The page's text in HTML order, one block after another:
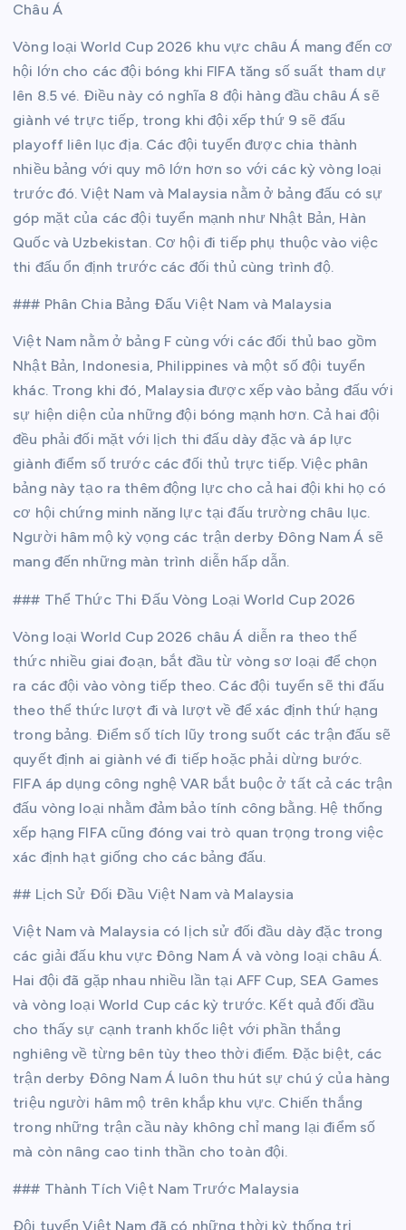
Châu Á
Vòng loại World Cup 2026 khu vực châu Á mang đến cơ
hội lớn cho các đội bóng khi FIFA tăng số suất tham dự
lên 8.5 vé. Điều này có nghĩa 8 đội hàng đầu châu Á sẽ
giành vé trực tiếp, trong khi đội xếp thứ 9 sẽ đấu
playoff liên lục địa. Các đội tuyển được chia thành
nhiều bảng với quy mô lớn hơn so với các kỳ vòng loại
trước đó. Việt Nam và Malaysia nằm ở bảng đấu có sự
góp mặt của các đội tuyển mạnh như Nhật Bản, Hàn
Quốc và Uzbekistan. Cơ hội đi tiếp phụ thuộc vào việc
thi đấu ổn định trước các đối thủ cùng trình độ.
### Phân Chia Bảng Đấu Việt Nam và Malaysia
Việt Nam nằm ở bảng F cùng với các đối thủ bao gồm
Nhật Bản, Indonesia, Philippines và một số đội tuyển
khác. Trong khi đó, Malaysia được xếp vào bảng đấu với
sự hiện diện của những đội bóng mạnh hơn. Cả hai đội
đều phải đối mặt với lịch thi đấu dày đặc và áp lực
giành điểm số trước các đối thủ trực tiếp. Việc phân
bảng này tạo ra thêm động lực cho cả hai đội khi họ có
cơ hội chứng minh năng lực tại đấu trường châu lục.
Người hâm mộ kỳ vọng các trận derby Đông Nam Á sẽ
mang đến những màn trình diễn hấp dẫn.
### Thể Thức Thi Đấu Vòng Loại World Cup 2026
Vòng loại World Cup 2026 châu Á diễn ra theo thể
thức nhiều giai đoạn, bắt đầu từ vòng sơ loại để chọn
ra các đội vào vòng tiếp theo. Các đội tuyển sẽ thi đấu
theo thể thức lượt đi và lượt về để xác định thứ hạng
trong bảng. Điểm số tích lũy trong suốt các trận đấu sẽ
quyết định ai giành vé đi tiếp hoặc phải dừng bước.
FIFA áp dụng công nghệ VAR bắt buộc ở tất cả các trận
đấu vòng loại nhằm đảm bảo tính công bằng. Hệ thống
xếp hạng FIFA cũng đóng vai trò quan trọng trong việc
xác định hạt giống cho các bảng đấu.
## Lịch Sử Đối Đầu Việt Nam và Malaysia
Việt Nam và Malaysia có lịch sử đối đầu dày đặc trong
các giải đấu khu vực Đông Nam Á và vòng loại châu Á.
Hai đội đã gặp nhau nhiều lần tại AFF Cup, SEA Games
và vòng loại World Cup các kỳ trước. Kết quả đối đầu
cho thấy sự cạnh tranh khốc liệt với phần thắng
nghiêng về từng bên tùy theo thời điểm. Đặc biệt, các
trận derby Đông Nam Á luôn thu hút sự chú ý của hàng
triệu người hâm mộ trên khắp khu vực. Chiến thắng
trong những trận cầu này không chỉ mang lại điểm số
mà còn nâng cao tinh thần cho toàn đội.
### Thành Tích Việt Nam Trước Malaysia
Đội tuyển Việt Nam đã có những thời kỳ thống trị